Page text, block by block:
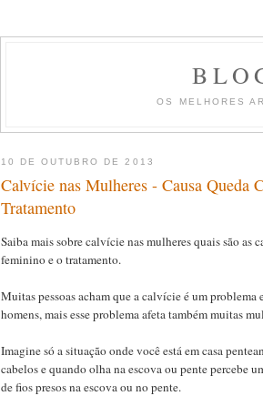
OS MELHORES
10 DE OUTUBRO DE 2013
Calvície nas Mulheres - Causa Queda
Tratamento
Saiba mais sobre calvície nas mulheres quais são as
feminino e o tratamento.
Muitas pessoas acham que a calvície é um problema
homens, mais esse problema afeta também muitas
Imagine só a situação onde você está em casa
cabelos e quando olha na escova ou pente percebe
de fios presos na escova ou no pente.